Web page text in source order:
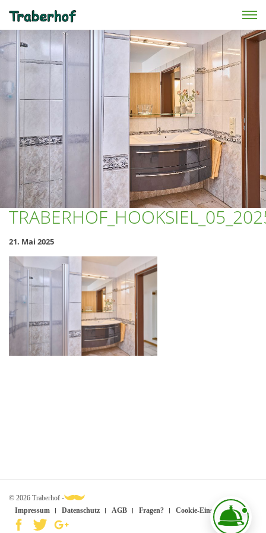
Skip to main content
21. Mai 2025
© 2026 Traberhof -
Impressum
Datenschutz AGB Fragen? Cookie-Einstellungen